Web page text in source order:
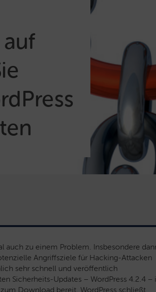
zu einem Problem. Insbesondere
Angriffsziele für Hacking-Attacken
sehr schnell und veröffentlich
Sicherheits-Updates – WordPress 4.2.4 –
Download bereit. WordPress schließt